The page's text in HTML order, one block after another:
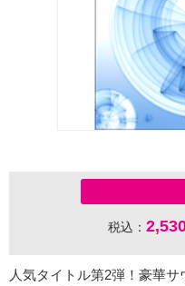
税込：
人気タイトル第2弾！豪華